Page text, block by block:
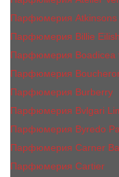
Парфюмерия Atkinsons
Парфюмерия Billie Eilish
Парфюмерия Boadicea
Парфюмерия
Парфюмерия Burberry
Парфюмерия Bvlgari
Парфюмерия Byredo
Парфюмерия Carner
Парфюмерия Cartier